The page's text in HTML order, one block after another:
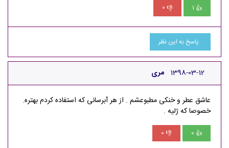
👍
1
👎
0
پاسخ به این نظر
مری 1398-03-12
عاشق عطر و خنکی مطبوعشم . از هر آبرسانی که استفاده کردم بهتره.
خصوصا که ژلیه .
👍
0
👎
0